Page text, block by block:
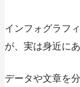
インフォグラフ
が、実は身近に
データや文章を